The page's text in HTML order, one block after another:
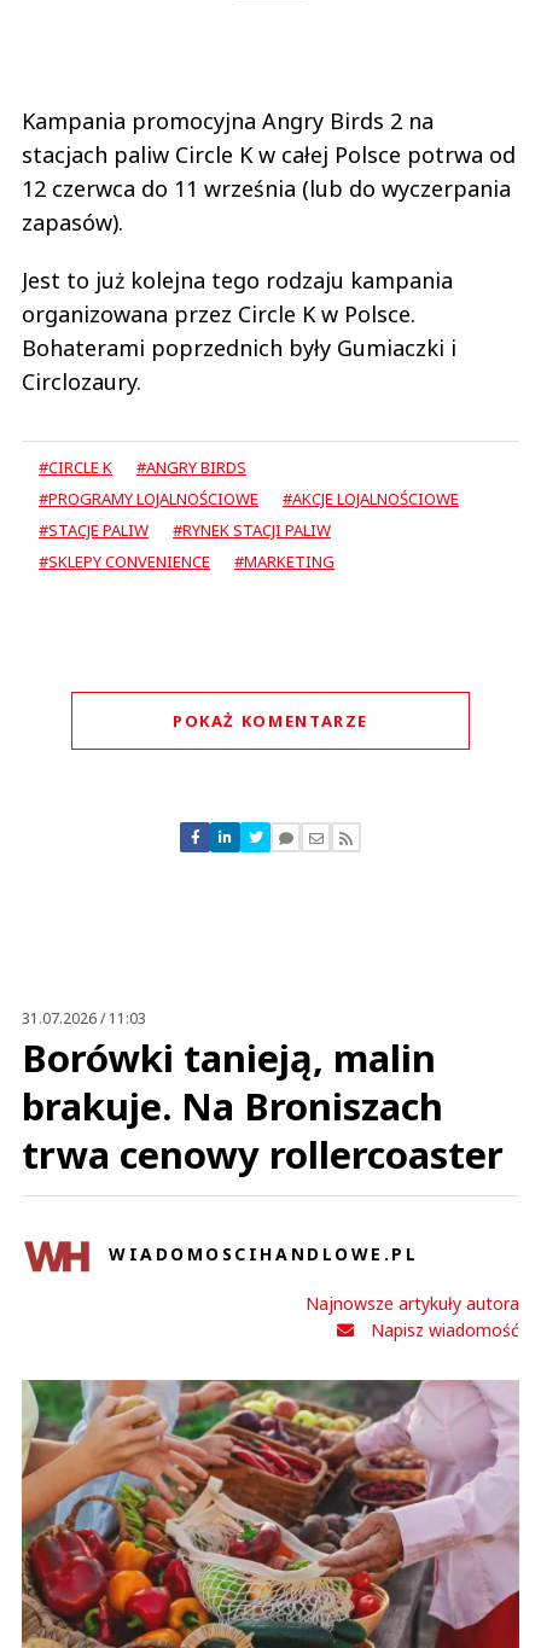
Kampania promocyjna Angry Birds 2 na
stacjach paliw Circle K w całej Polsce potrwa od
12 czerwca do 11 września (lub do wyczerpania
zapasów).
Jest to już kolejna tego rodzaju kampania
organizowana przez Circle K w Polsce.
Bohaterami poprzednich były Gumiaczki i
Circlozaury.
#CIRCLE K
#ANGRY BIRDS
#PROGRAMY LOJALNOŚCIOWE
#AKCJE LOJALNOŚCIOWE
#STACJE PALIW
#RYNEK STACJI PALIW
#SKLEPY CONVENIENCE
#MARKETING
POKAŻ KOMENTARZE
Nie znaleziono komentarzy
Zostaw swoje komentarze
31.07.2026 / 11:03
Borówki tanieją, malin
brakuje. Na Broniszach
trwa cenowy rollercoaster
WIADOMOSCIHANDLOWE.PL
Najnowsze artykuły autora
Napisz wiadomość